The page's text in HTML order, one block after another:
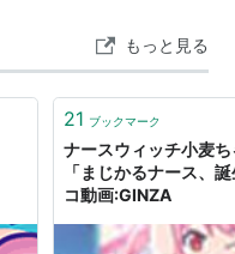
もっと見る
21 ブックマーク
ナースウィッチ小麦
「まじかるナース、
コ動画:GINZA